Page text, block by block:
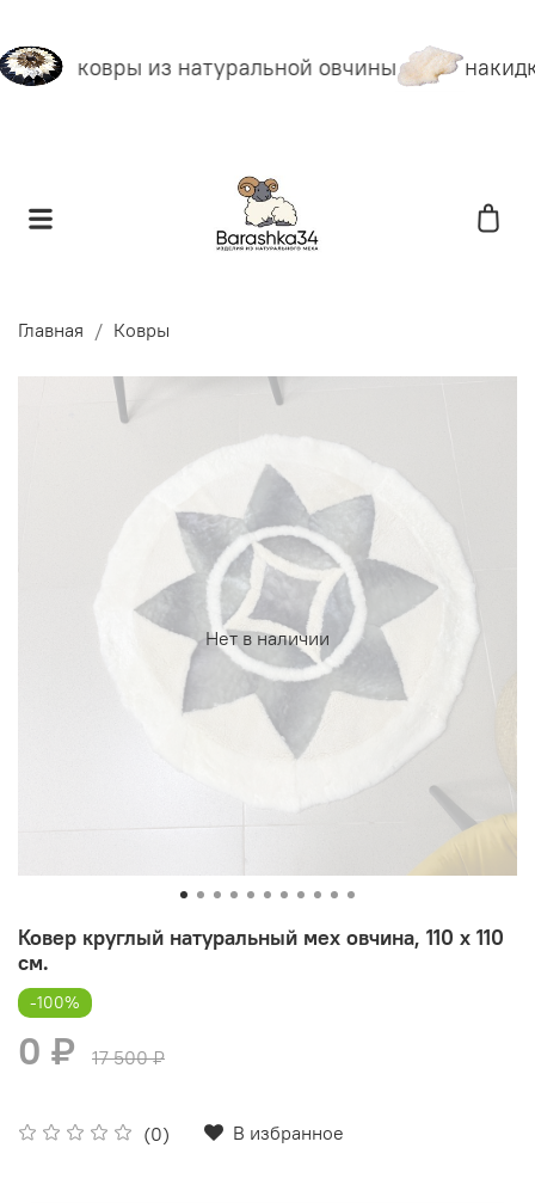
ковры из натуральной овчины
Главная Ковры
Нет в наличии
Ковер круглый натуральный мех овчина, 110 х 110
см.
(0) В избранное
-100%
0 ₽ 17 500 ₽